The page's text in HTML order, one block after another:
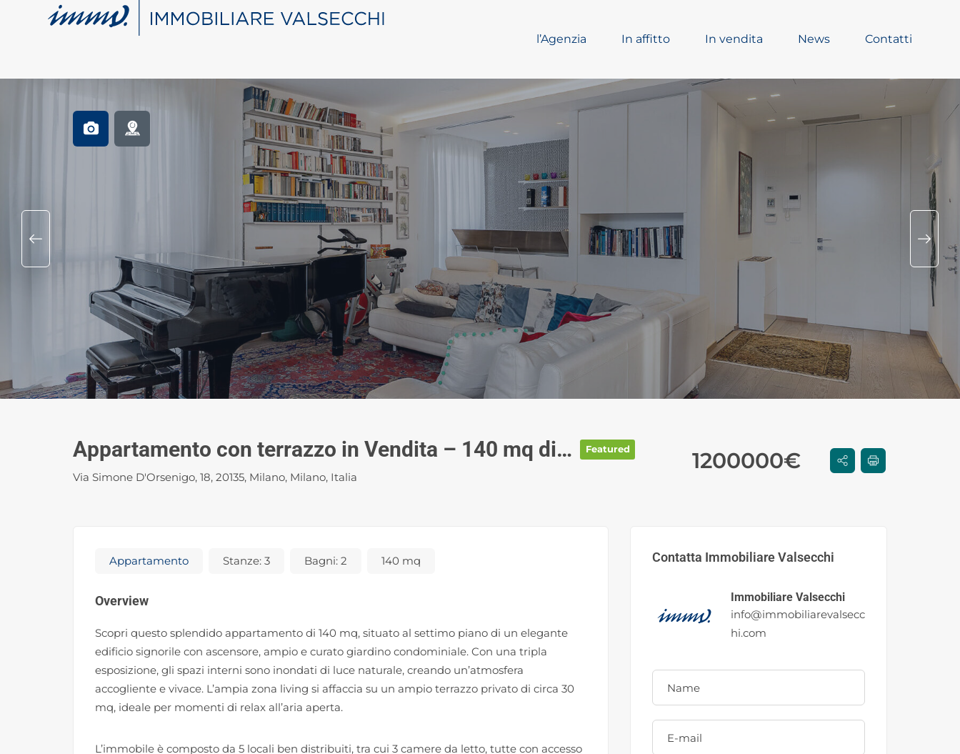
l’Agenzia In affitto In vendita News Contatti
Appartamento con terrazzo in Vendita – 140 mq di Eleganza e Comfort Featured
Via Simone D'Orsenigo, 18, 20135, Milano, Milano, Italia
1200000€
Appartamento Stanze: 3 Bagni: 2 140 mq
Overview
Scopri questo splendido appartamento di 140 mq, situato al settimo piano di un elegante
edificio signorile con ascensore, ampio e curato giardino condominiale. Con una tripla
esposizione, gli spazi interni sono inondati di luce naturale, creando un’atmosfera
accogliente e vivace. L’ampia zona living si affaccia su un ampio terrazzo privato di circa 30
mq, ideale per momenti di relax all’aria aperta.
L’immobile è composto da 5 locali ben distribuiti, tra cui 3 camere da letto, tutte con accesso
Contatta Immobiliare Valsecchi
Immobiliare Valsecchi
info@immobiliarevalsecc
hi.com